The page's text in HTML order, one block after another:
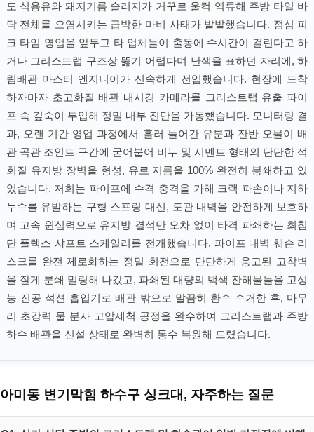
도 식용유와 돼지기름 슬러지가 거꾸로 울컥 역류해 주방 타일 바
닥 전체를 오염시키는 급박한 마비 사태가 발발했습니다. 점심 피
크 타임 영업을 앞두고 타 업체들이 출동에 수시간이 걸린다고 하
거나 그리스트랩 구조상 뚫기 어렵다며 난색을 표하던 자리에, 하
림배관 마스터 엔지니어가 신속하게 전입했습니다. 현장에 도착
하자마자 초고화질 배관 내시경 카메라를 그리스트랩 유출 파이
프 속 깊숙이 투입해 정밀 내부 진단을 가동했습니다. 모니터링 결
과, 오랜 기간 영업 과정에서 흘러 들어간 유분과 잔반 오물이 배
관 곡관 조인트 구간에 굳어붙어 비누 및 시멘트 형태의 단단한 석
회질 유지방 장벽을 형성, 유로 지름을 100% 완전히 봉쇄하고 있
었습니다. 저희는 파이프에 수격 충격을 가해 크랙 파손이나 지하
누수를 유발하는 구형 스프링 대신, 도관 내벽을 안전하게 보호하
며 고속 원심력으로 유지방 결석만 오차 없이 타격 파쇄하는 최첨
단 플렉스 샤프트 스케일러를 전개했습니다. 파이프 내벽 훼손 리
스크를 완전 제로화하는 정밀 회전으로 단단하게 응고된 고착벽
을 잘게 분쇄 밀링해 나갔고, 파쇄된 대량의 백색 잔해물들을 고성
능 진공 석션 흡입기로 배관 밖으로 말끔히 환수 수거한 후, 마무
리 초강력 물 분사 고압세척 공정을 완수하여 그리스트랩과 주방
하수 배관을 신설 상태로 완벽히 통수 복원해 드렸습니다.
아미동 변기막힘 하수구 싱크대, 자주하는 질문